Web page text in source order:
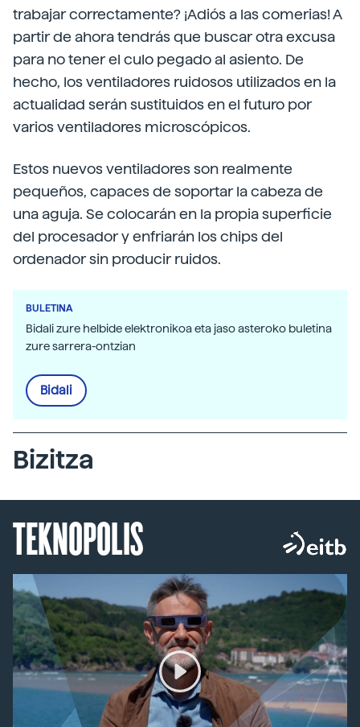
trabajar correctamente? ¡Adiós a las comerias! A
partir de ahora tendrás que buscar otra excusa
para no tener el culo pegado al asiento. De
hecho, los ventiladores ruidosos utilizados en la
actualidad serán sustituidos en el futuro por
varios ventiladores microscópicos.
Estos nuevos ventiladores son realmente
pequeños, capaces de soportar la cabeza de
una aguja. Se colocarán en la propia superficie
del procesador y enfriarán los chips del
ordenador sin producir ruidos.
BULETINA
Bidali zure helbide elektronikoa eta jaso asteroko buletina
zure sarrera-ontzian
Bidali
Bizitza
TEKNOPOLIS